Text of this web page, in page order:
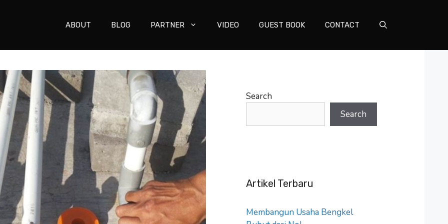
ABOUT BLOG PARTNER VIDEO GUEST BOOK CONTACT
Search
Search
Artikel Terbaru
Membangun Usaha Bengkel